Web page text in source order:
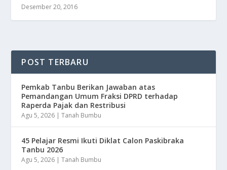
Desember 20, 2016
POST TERBARU
Pemkab Tanbu Berikan Jawaban atas
Pemandangan Umum Fraksi DPRD terhadap
Raperda Pajak dan Restribusi
Agu 5, 2026 |Tanah Bumbu
45 Pelajar Resmi Ikuti Diklat Calon Paskibraka
Tanbu 2026
Agu 5, 2026 |Tanah Bumbu